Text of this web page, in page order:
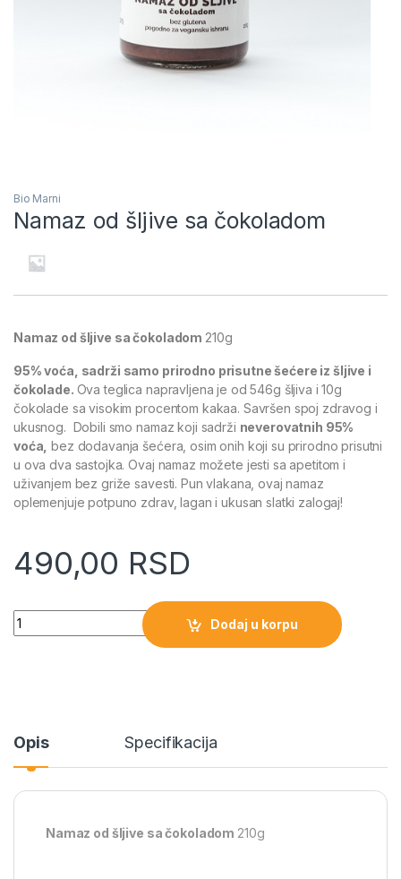
Bio Marni
Namaz od šljive sa čokoladom
Namaz od šljive sa čokoladom 210g
95% voća, sadrži samo prirodno prisutne šećere iz šljive i
čokolade. Ova teglica napravljena je od 546g šljiva i 10g
čokolade sa visokim procentom kakaa. Savršen spoj zdravog i
ukusnog. Dobili smo namaz koji sadrži neverovatnih 95%
voća, bez dodavanja šećera, osim onih koji su prirodno prisutni
u ova dva sastojka. Ovaj namaz možete jesti sa apetitom i
uživanjem bez griže savesti. Pun vlakana, ovaj namaz
oplemenjuje potpuno zdrav, lagan i ukusan slatki zalogaj!
490,00 RSD
Quantity
Dodaj u korpu
Opis Specifikacija
Namaz od šljive sa čokoladom 210g